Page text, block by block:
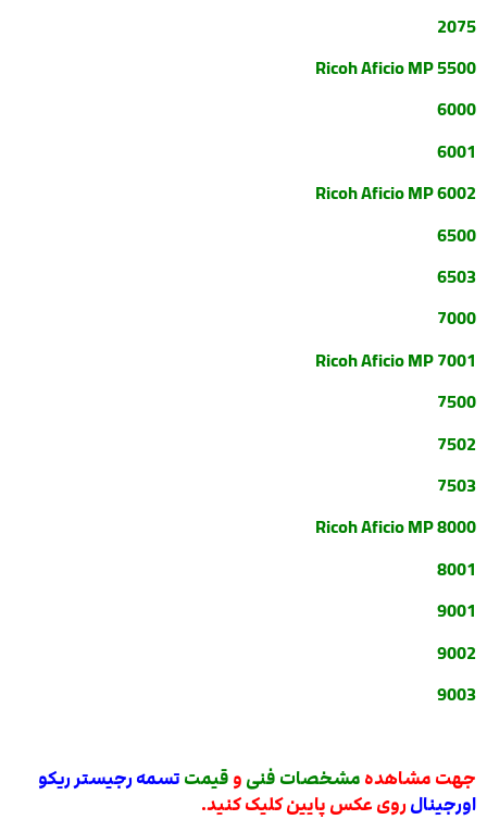
2075
Ricoh Aficio MP 5500
6000
6001
Ricoh Aficio MP 6002
6500
6503
7000
Ricoh Aficio MP 7001
7500
7502
7503
Ricoh Aficio MP 8000
8001
9001
9002
9003
جهت مشاهده مشخصات فنی و قیمت تسمه رجیستر ریکو
اورجینال روی عکس پایین کلیک کنید.